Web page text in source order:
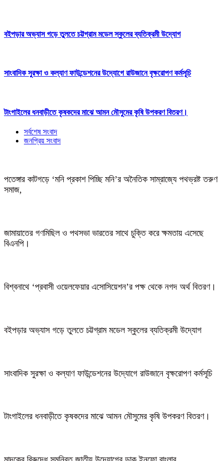
বইপড়ার অভ্যাস গড়ে তুলতে চট্টগ্রাম মডেল স্কুলের ব্যতিক্রমী উদ্যোগ
সাংবাদিক সুরক্ষা ও কল্যাণ ফাউন্ডেশনের উদ্যোগে রাউজানে বৃক্ষরোপণ কর্মসূচি
টাংগাইলের ধনবাড়ীতে কৃষকদের মাঝে আমন মৌসুমের কৃষি উপকরণ বিতরণ।
সর্বশেষ সংবাদ
জনপ্রিয় সংবাদ
পতেঙ্গার কাটগড়ে ‘মনি প্রকাশ পিচ্ছি মনি’র অনৈতিক সাম্রাজ্যে পথভ্রষ্ট তরুণ
সমাজ,
জামায়াতের গণমিছিল ও পথসভা ভারতের সাথে চুক্তি করে ক্ষমতায় এসেছে
বিএনপি।
বিশ্বনাথে ‘প্রবাসী ওয়েলফেয়ার এসোসিয়েশন’র পক্ষ থেকে নগদ অর্থ বিতরণ।
বইপড়ার অভ্যাস গড়ে তুলতে চট্টগ্রাম মডেল স্কুলের ব্যতিক্রমী উদ্যোগ
সাংবাদিক সুরক্ষা ও কল্যাণ ফাউন্ডেশনের উদ্যোগে রাউজানে বৃক্ষরোপণ কর্মসূচি
টাংগাইলের ধনবাড়ীতে কৃষকদের মাঝে আমন মৌসুমের কৃষি উপকরণ বিতরণ।